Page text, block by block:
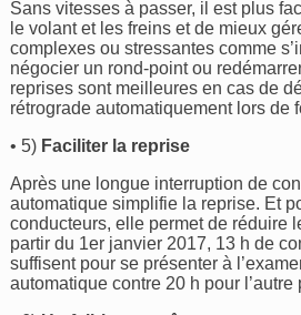
Sans vitesses à passer, il est plus
le volant et les freins et de mieux
complexes ou stressantes comme
négocier un rond-point ou
reprises sont meilleures en cas de
rétrograde automatiquement lors de
• 5) Faciliter la reprise
Après une longue interruption de
automatique simplifie la reprise. Et
conducteurs, elle permet de réduire
partir du 1er janvier 2017, 13 h de
suffisent pour se présenter à
automatique contre 20 h pour l’autre